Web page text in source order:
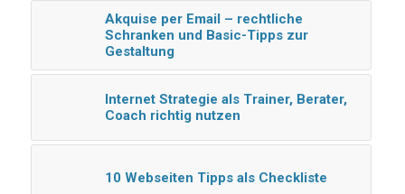
Akquise per Email – rechtliche
Schranken und Basic-Tipps zur
Gestaltung
Internet Strategie als Trainer, Berater,
Coach richtig nutzen
10 Webseiten Tipps als Checkliste